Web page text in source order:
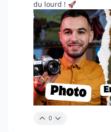
du lourd ! 🚀
0